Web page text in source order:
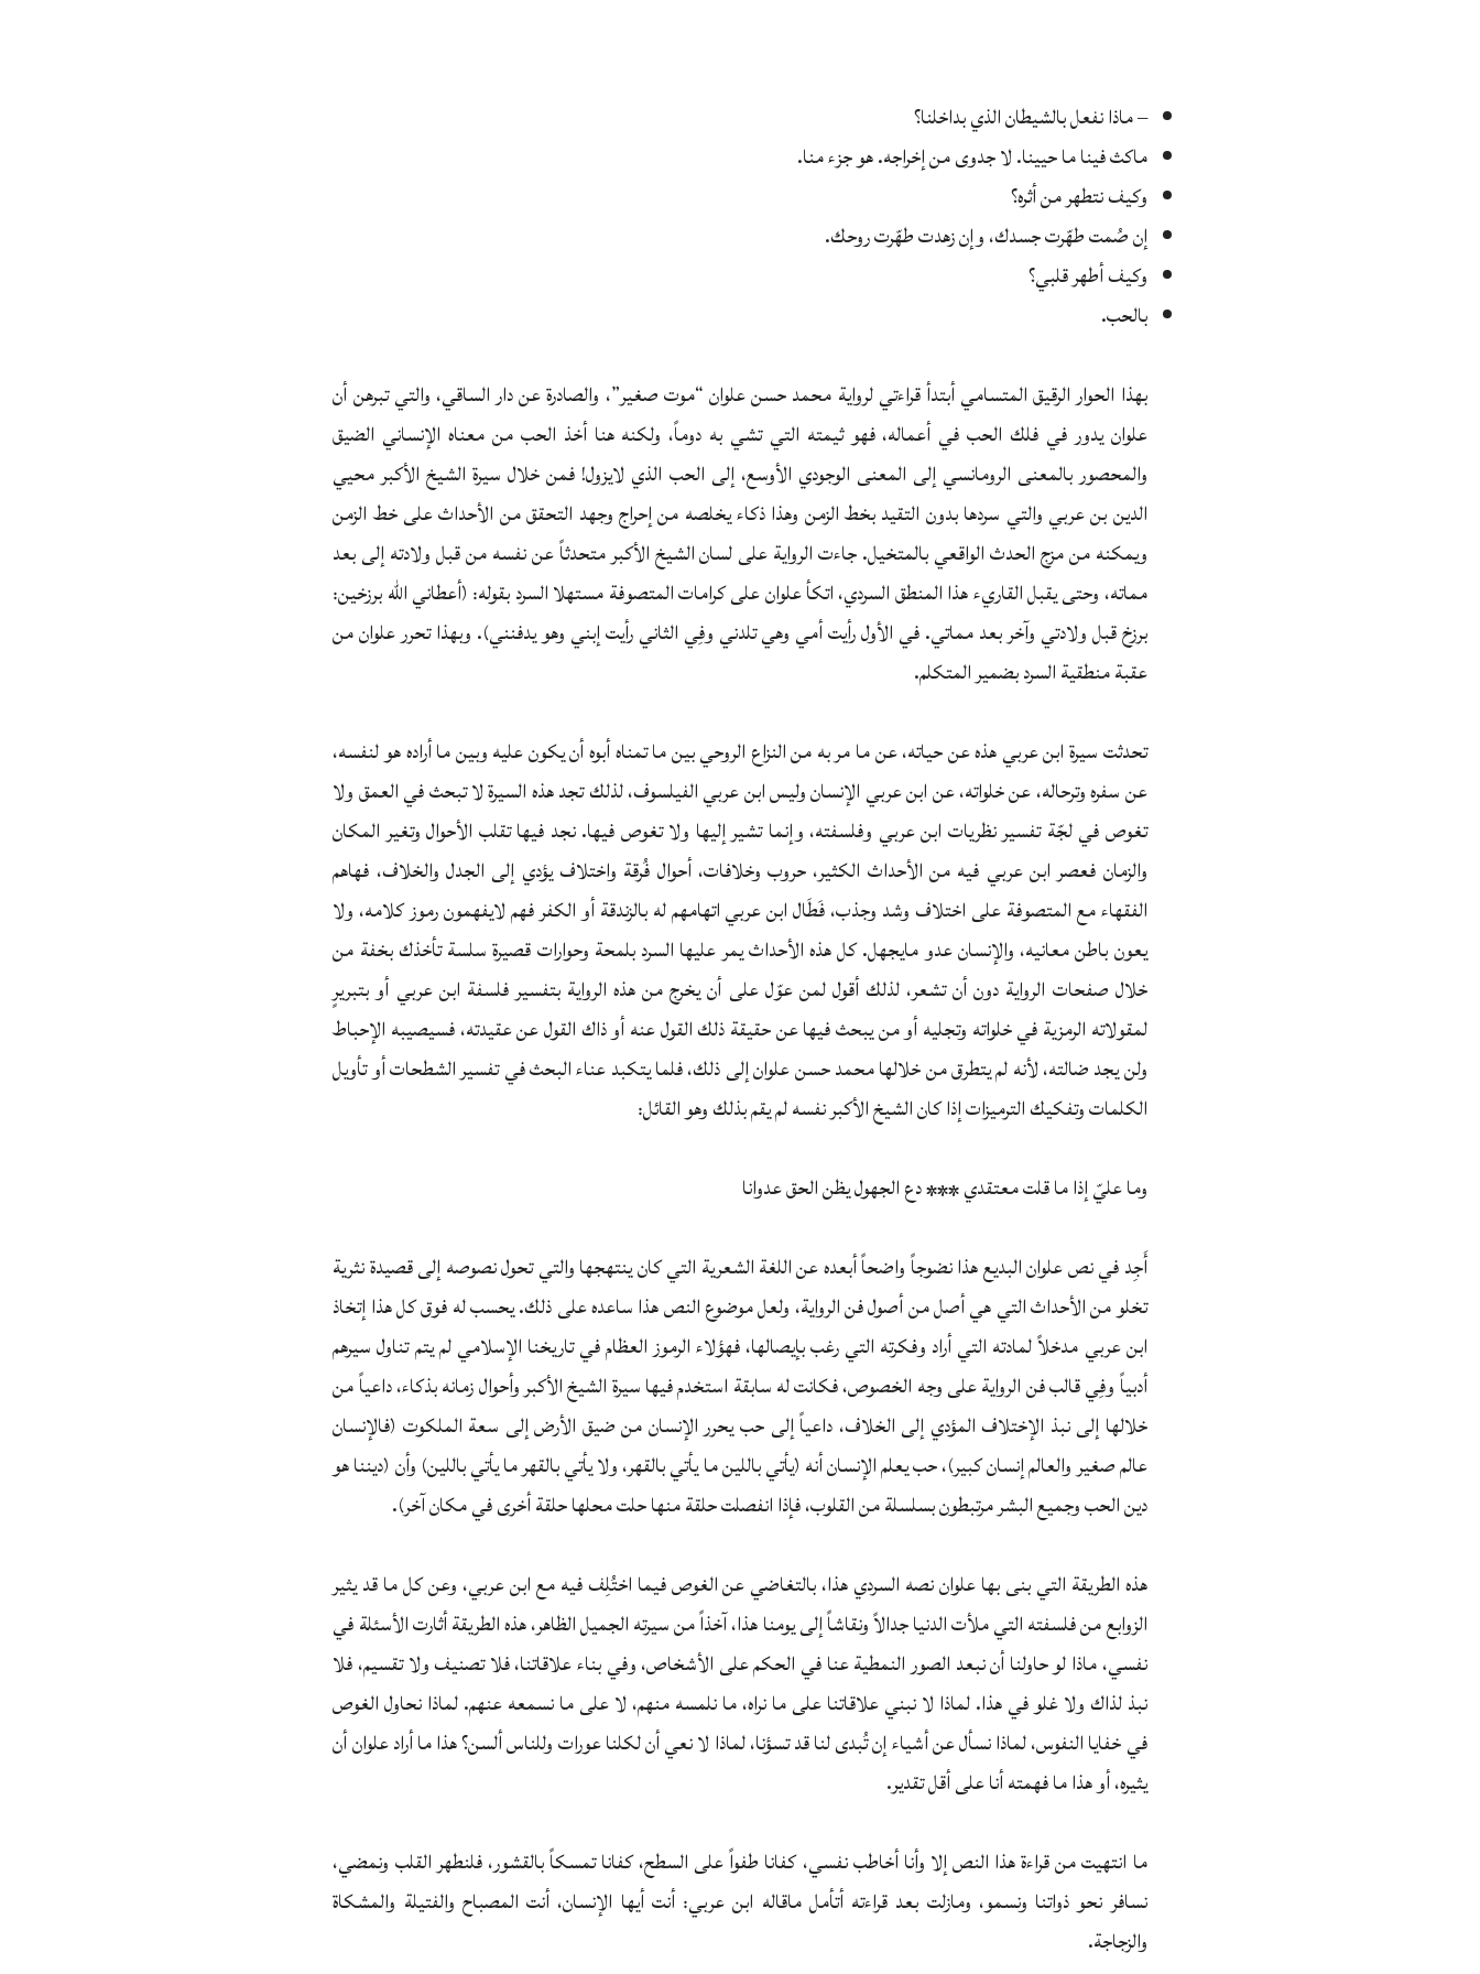
– ماذا نفعل بالشيطان الذي بداخلنا؟
ماكث فينا ما حيينا. لا جدوى من إخراجه. هو جزء منا.
وكيف نتطهر من أثره؟
إن صُمت طهّرت جسدك، وإن زهدت طهّرت روحك.
وكيف أطهر قلبي؟
بالحب.
بهذا الحوار الرقيق المتسامي أبتدأ قراءتي لرواية محمد حسن علوان “موت صغير”، والصادرة عن دار الساقي، والتي تبرهن أن
علوان يدور في فلك الحب في أعماله، فهو ثيمته التي تشي به دوماً، ولكنه هنا أخذ الحب من معناه الإنساني الضيق
والمحصور بالمعنى الرومانسي إلى المعنى الوجودي الأوسع، إلى الحب الذي لايزول! فمن خلال سيرة الشيخ الأكبر محيي
الدين بن عربي والتي سردها بدون التقيد بخط الزمن وهذا ذكاء يخلصه من إحراج وجهد التحقق من الأحداث على خط الزمن
ويمكنه من مزج الحدث الواقعي بالمتخيل. جاءت الرواية على لسان الشيخ الأكبر متحدثاً عن نفسه من قبل ولادته إلى بعد
مماته، وحتى يقبل القاريء هذا المنطق السردي، اتكأ علوان على كرامات المتصوفة مستهلا السرد بقوله: (أعطاني الله برزخين:
برزخ قبل ولادتي وآخر بعد مماتي. في الأول رأيت أمي وهي تلدني وفِي الثاني رأيت إبني وهو يدفنني). وبهذا تحرر علوان من
عقبة منطقية السرد بضمير المتكلم.
تحدثت سيرة ابن عربي هذه عن حياته، عن ما مر به من النزاع الروحي بين ما تمناه أبوه أن يكون عليه وبين ما أراده هو لنفسه،
عن سفره وترحاله، عن خلواته، عن ابن عربي الإنسان وليس ابن عربي الفيلسوف، لذلك تجد هذه السيرة لا تبحث في العمق ولا
تغوص في لجّة تفسير نظريات ابن عربي وفلسفته، وإنما تشير إليها ولا تغوص فيها. نجد فيها تقلب الأحوال وتغير المكان
والزمان فعصر ابن عربي فيه من الأحداث الكثير، حروب وخلافات، أحوال فُرقة واختلاف يؤدي إلى الجدل والخلاف، فهاهم
الفقهاء مع المتصوفة على اختلاف وشد وجذب، فَطَال ابن عربي اتهامهم له بالزندقة أو الكفر فهم لايفهمون رموز كلامه، ولا
يعون باطن معانيه، والإنسان عدو مايجهل. كل هذه الأحداث يمر عليها السرد بلمحة وحوارات قصيرة سلسة تأخذك بخفة من
خلال صفحات الرواية دون أن تشعر، لذلك أقول لمن عوّل على أن يخرج من هذه الرواية بتفسير فلسفة ابن عربي أو بتبريرٍ
لمقولاته الرمزية في خلواته وتجليه أو من يبحث فيها عن حقيقة ذلك القول عنه أو ذاك القول عن عقيدته، فسيصيبه الإحباط
ولن يجد ضالته، لأنه لم يتطرق من خلالها محمد حسن علوان إلى ذلك، فلما يتكبد عناء البحث في تفسير الشطحات أو تأويل
الكلمات وتفكيك الترميزات إذا كان الشيخ الأكبر نفسه لم يقم بذلك وهو القائل:
وما عليّ إذا ما قلت معتقدي *** دع الجهول يظن الحق عدوانا
أَجِد في نص علوان البديع هذا نضوجاً واضحاً أبعده عن اللغة الشعرية التي كان ينتهجها والتي تحول نصوصه إلى قصيدة نثرية
تخلو من الأحداث التي هي أصل من أصول فن الرواية، ولعل موضوع النص هذا ساعده على ذلك. يحسب له فوق كل هذا إتخاذ
ابن عربي مدخلاً لمادته التي أراد وفكرته التي رغب بإيصالها، فهؤلاء الرموز العظام في تاريخنا الإسلامي لم يتم تناول سيرهم
أدبياً وفِي قالب فن الرواية على وجه الخصوص، فكانت له سابقة استخدم فيها سيرة الشيخ الأكبر وأحوال زمانه بذكاء، داعياً من
خلالها إلى نبذ الإختلاف المؤدي إلى الخلاف، داعياً إلى حب يحرر الإنسان من ضيق الأرض إلى سعة الملكوت (فالإنسان
عالم صغير والعالم إنسان كبير)، حب يعلم الإنسان أنه (يأتي باللين ما يأتي بالقهر، ولا يأتي بالقهر ما يأتي باللين) وأن (ديننا هو
دين الحب وجميع البشر مرتبطون بسلسلة من القلوب، فإذا انفصلت حلقة منها حلت محلها حلقة أخرى في مكان آخر).
هذه الطريقة التي بنى بها علوان نصه السردي هذا، بالتغاضي عن الغوص فيما اختُلِف فيه مع ابن عربي، وعن كل ما قد يثير
الزوابع من فلسفته التي ملأت الدنيا جدالاً ونقاشاً إلى يومنا هذا، آخذاً من سيرته الجميل الظاهر، هذه الطريقة أثارت الأسئلة في
نفسي، ماذا لو حاولنا أن نبعد الصور النمطية عنا في الحكم على الأشخاص، وفي بناء علاقاتنا، فلا تصنيف ولا تقسيم، فلا
نبذ لذاك ولا غلو في هذا. لماذا لا نبني علاقاتنا على ما نراه، ما نلمسه منهم، لا على ما نسمعه عنهم. لماذا نحاول الغوص
في خفايا النفوس، لماذا نسأل عن أشياء إن تُبدى لنا قد تسؤنا، لماذا لا نعي أن لكلنا عورات وللناس ألسن؟ هذا ما أراد علوان أن
يثيره، أو هذا ما فهمته أنا على أقل تقدير.
ما انتهيت من قراءة هذا النص إلا وأنا أخاطب نفسي، كفانا طفواً على السطح، كفانا تمسكاً بالقشور، فلنطهر القلب ونمضي،
نسافر نحو ذواتنا ونسمو، ومازلت بعد قراءته أتأمل ماقاله ابن عربي: أنت أيها الإنسان، أنت المصباح والفتيلة والمشكاة
والزجاجة.